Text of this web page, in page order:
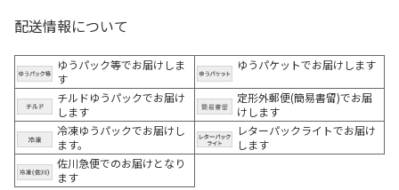
配送情報について
ゆうパック等でお届けしま
す
ゆうパケットでお届けします
チルドゆうパックでお届け
します
定形外郵便(簡易書留)でお届
けします
冷凍ゆうパックでお届けし
ます。
レターパックライトでお届け
します
佐川急便でのお届けとなり
ます